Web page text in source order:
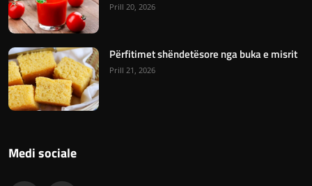
Prill 20, 2026
Përfitimet shëndetësore nga buka e misrit
Prill 21, 2026
Medi sociale